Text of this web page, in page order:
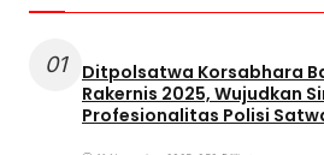
01
Ditpolsatwa Korsabhara
Rakernis 2025, Wujudkan
Profesionalitas Polisi